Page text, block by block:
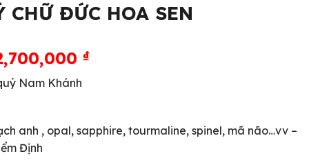
CHỮ ĐỨC HOA SEN
₫
Nam Khánh
anh , opal, sapphire, tourmaline, spinel, mã não…vv –
Định